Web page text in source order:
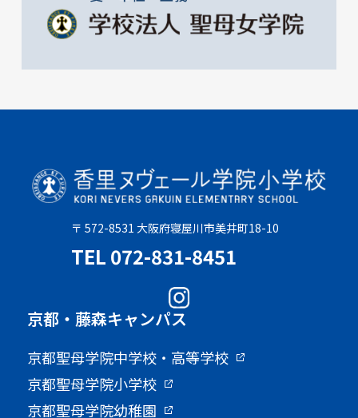
〒 572-8531 大阪府寝屋川市美井町18-10
TEL 072-831-8451
京都・藤森キャンパス
京都聖母学院中学校・高等学校
京都聖母学院小学校
京都聖母学院幼稚園